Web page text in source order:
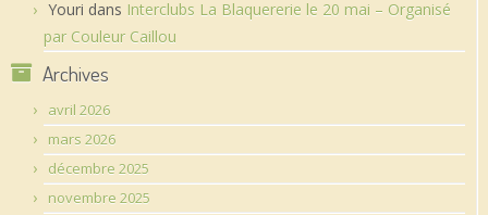
Youri dans Interclubs La Blaquererie le 20 mai – Organisé
par Couleur Caillou
Archives
avril 2026
mars 2026
décembre 2025
novembre 2025